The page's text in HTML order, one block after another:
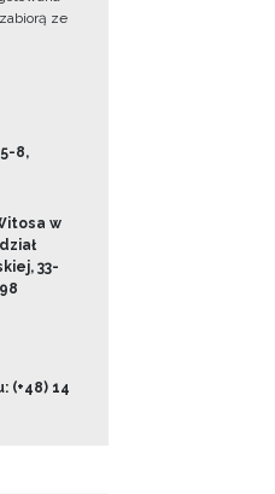
ze
8,
w
33-
(+48) 14